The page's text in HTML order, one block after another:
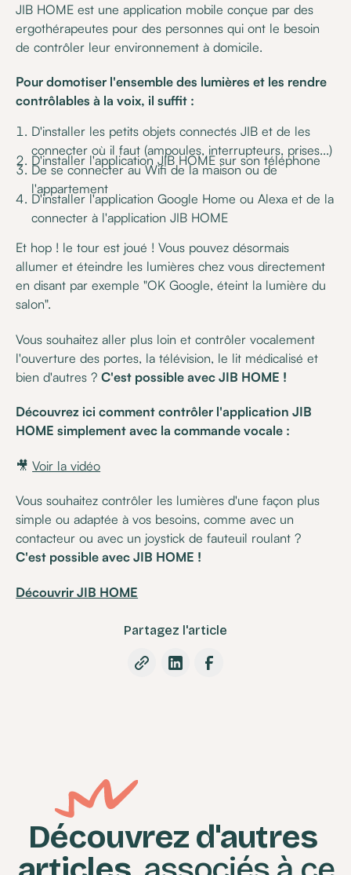
JIB HOME est une application mobile conçue par des
ergothérapeutes pour des personnes qui ont le besoin
de contrôler leur environnement à domicile.
Pour domotiser l'ensemble des lumières et les rendre
contrôlables à la voix, il suffit :
D'installer les petits objets connectés JIB et de les
connecter où il faut (ampoules, interrupteurs, prises...)
D'installer l'application JIB HOME sur son téléphone
De se connecter au Wifi de la maison ou de
l'appartement
D'installer l'application Google Home ou Alexa et de la
connecter à l'application JIB HOME
Et hop ! le tour est joué ! Vous pouvez désormais
allumer et éteindre les lumières chez vous directement
en disant par exemple "OK Google, éteint la lumière du
salon".
Vous souhaitez aller plus loin et contrôler vocalement
l'ouverture des portes, la télévision, le lit médicalisé et
bien d'autres ?C'est possible avec JIB HOME !
Découvrez ici comment contrôler l'application JIB
HOME simplement avec la commande vocale :
🎥Voir la vidéo
Vous souhaitez contrôler les lumières d'une façon plus
simple ou adaptée à vos besoins, comme avec un
contacteur ou avec un joystick de fauteuil roulant ?
C'est possible avec JIB HOME !
Découvrir JIB HOME
Partagez l'article
Découvrez d'autres